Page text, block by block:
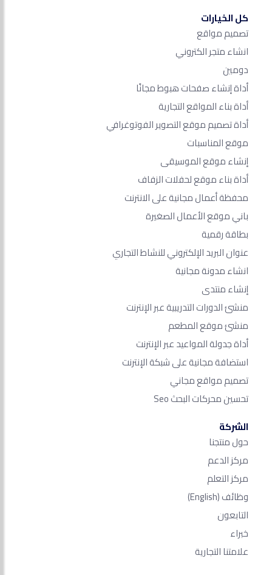
كل الخيارات
تصميم مواقع
انشاء متجر الكتروني
دومين
أداة إنشاء صفحات هبوط مجانًا
أداة بناء المواقع التجارية
أداة تصميم موقع التصوير الفوتوغرافي
موقع المناسبات
إنشاء موقع الموسيقى
أداة بناء موقع لحفلات الزفاف
محفظة أعمال مجانية على الانترنت
باني موقع الأعمال الصغيرة
بطاقة رقمية
عنوان البريد الإلكتروني للنشاط التجاري
انشاء مدونة مجانية
إنشاء منتدى
منشئ الدورات التدريبية عبر الإنترنت
منشئ موقع المطعم
أداة جدولة المواعيد عبر الإنترنت
استضافة مجانية على شبكة الإنترنت
تصميم مواقع مجاني
تحسين محركات البحث Seo​
الشركة
حول منتجنا
مركز الدعم
مركز التعلم
وظائف(English)
التابعون
خبراء
علامتنا التجارية